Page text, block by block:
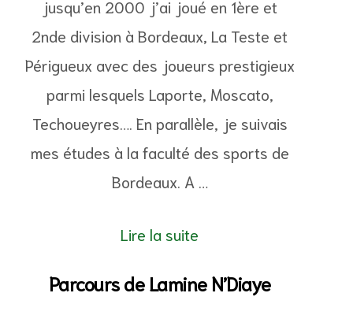
jusqu’en 2000 j’ai joué en 1ère et
2nde division à Bordeaux, La Teste et
Périgueux avec des joueurs prestigieux
parmi lesquels Laporte, Moscato,
Techoueyres…. En parallèle, je suivais
mes études à la faculté des sports de
Bordeaux. A …
Lire la suite
Parcours de Lamine N’Diaye